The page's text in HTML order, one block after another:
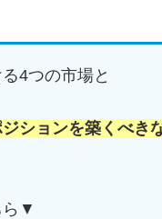
4つの市場と
ションを築くべき
ら▼